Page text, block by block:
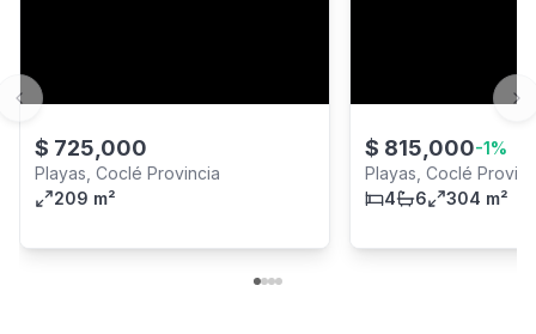
$ 725,000
Playas, Coclé Provincia
209 m²
$ 815,000-1%
Playas, Coclé
4
6 304 m²
Previous slide